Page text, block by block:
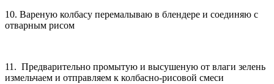
10. Вареную колбасу перемалываю в блендере и соединяю с
отварным рисом
11. Предварительно промытую и высушеную от влаги зелень
измельчаем и отправляем к колбасно-рисовой смеси